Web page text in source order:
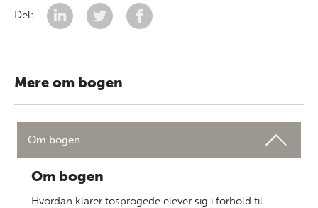
Del:
Mere om bogen
Om bogen
Om bogen
Hvordan klarer tosprogede elever sig i forhold til